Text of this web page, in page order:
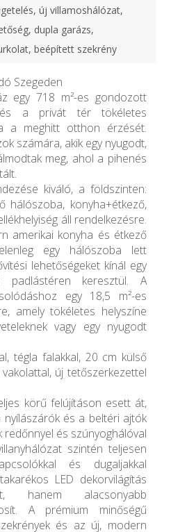
új villamoshálózat,
dupla garázs,
beépített szekrény
Szegeden
egy 718 m²-es gondozott
a privát tér tökéletes
a meghitt otthon érzését.
számára, akik egy nyugodt,
meg, ahol a pihenés
kiváló, a földszinten:
hálószoba, konyha+étkező,
áll rendelkezésre.
amerikai konyha és étkező
egy hálószoba lett
lehetőségeket kínál egy
padlástéren keresztül. A
egy 18,5 m²-es
amely tökéletes helyszíne
vagy egy nyugodt
tégla falakkal, 20 cm külső
új tetőszerkezettel
körű felújításon esett át,
és a beltéri ajtók
redőnnyel és szúnyoghálóval
szintén teljesen
és dugaljakkal
LED dekorvilágítás
hanem alacsonyabb
A prémium minőségű
és az új, modern